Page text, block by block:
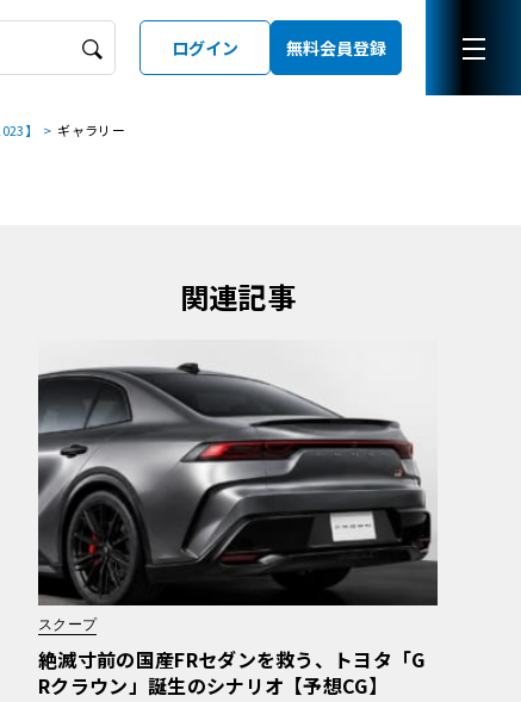
ログイン 無料会員登録
】 ギャラリー
関連記事
スクープ
絶滅寸前の国産FRセダンを救う、トヨタ「G
Rクラウン」誕生のシナリオ【予想CG】